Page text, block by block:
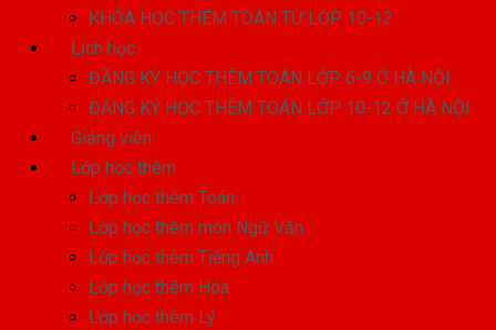
KHÓA HỌC THÊM TOÁN TỪ LỚP 10-12
Lịch học
ĐĂNG KÝ HỌC THÊM TOÁN LỚP 6-9 Ở HÀ NỘI
ĐĂNG KÝ HỌC THÊM TOÁN LỚP 10-12 Ở HÀ NỘI
Giảng viên
Lớp học thêm
Lớp học thêm Toán
Lớp học thêm môn Ngữ Văn
Lớp học thêm Tiếng Anh
Lớp học thêm Hóa
Lớp học thêm Lý